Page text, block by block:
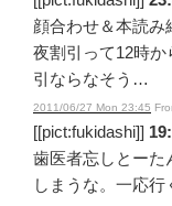
顔合わせ＆本読み
夜割引って12時か
引ならなそう…
2011/06/27 Mon 23:45
[[pict:fukidashi]]
歯医者忘しとーた
しまうな。一応行